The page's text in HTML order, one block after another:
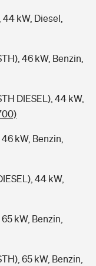
44 kW, Diesel,
46 kW, Benzin,
DIESEL), 44 kW,
kW, Benzin,
44 kW,
kW, Benzin,
65 kW, Benzin,